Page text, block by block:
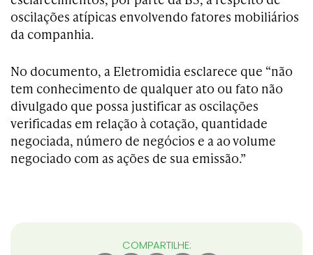
oscilações atípicas envolvendo fatores mobiliários
da companhia.
No documento, a Eletromidia esclarece que “não
tem conhecimento de qualquer ato ou fato não
divulgado que possa justificar as oscilações
verificadas em relação à cotação, quantidade
negociada, número de negócios e a ao volume
negociado com as ações de sua emissão.”
COMPARTILHE: